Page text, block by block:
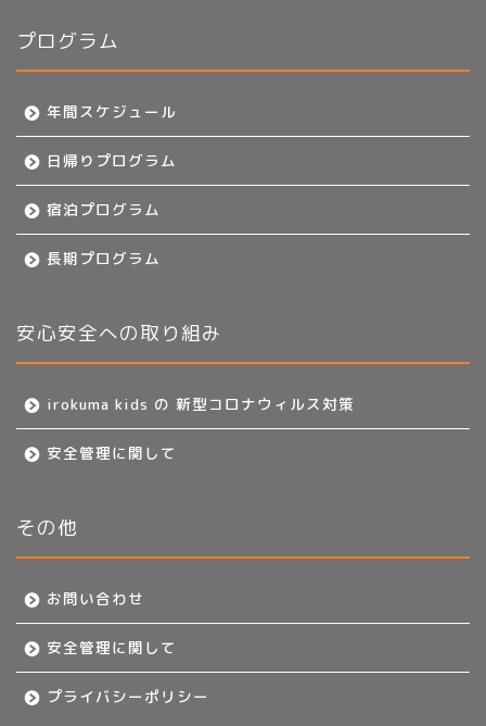
プログラム
年間スケジュール
日帰りプログラム
宿泊プログラム
長期プログラム
安心安全への取り組み
irokuma kids の 新型コロナウィルス対策
安全管理に関して
その他
お問い合わせ
安全管理に関して
プライバシーポリシー